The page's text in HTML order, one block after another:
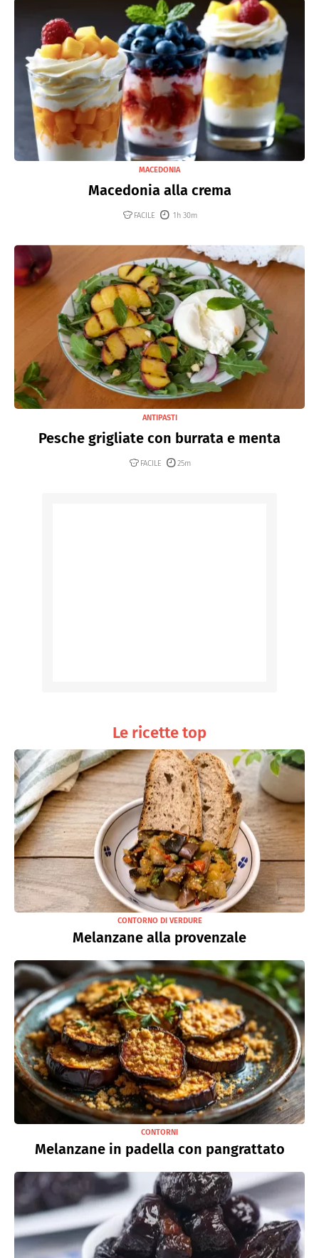
MACEDONIA
Macedonia alla crema
FACILE 1h 30m
ANTIPASTI
Pesche grigliate con burrata e menta
FACILE 25m
Le ricette top
CONTORNO DI VERDURE
Melanzane alla provenzale
CONTORNI
Melanzane in padella con pangrattato